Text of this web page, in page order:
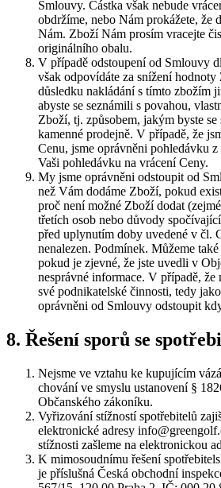
Smlouvy. Částka však nebude
obdržíme, nebo Nám prokážete, že
Nám. Zboží Nám prosím vracejte
originálního obalu.
V případě odstoupení od Smlouvy
však odpovídáte za snížení
důsledku nakládání s tímto zbožím
abyste se seznámili s povahou,
Zboží, tj. způsobem, jakým byste
kamenné prodejně. V případě, že
Cenu, jsme oprávněni pohledávku
Vaši pohledávku na vrácení Ceny.
My jsme oprávněni odstoupit od
než Vám dodáme Zboží, pokud
proč není možné Zboží dodat
třetích osob nebo důvody
před uplynutím doby uvedené v čl.
nenalezen. Podmínek. Můžeme
pokud je zjevné, že jste uvedli v
nesprávné informace. V případě, že
své podnikatelské činnosti, tedy
oprávněni od Smlouvy odstoupit
8. Řešení sporů se
Nejsme ve vztahu ke kupujícím
chování ve smyslu ustanovení §
Občanského zákoníku.
Vyřizování stížností spotřebitelů
elektronické adresy
stížnosti zašleme na elektronickou
K mimosoudnímu řešení
je příslušná Česká obchodní